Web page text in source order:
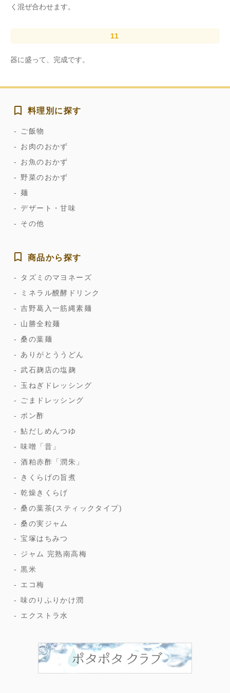
く混ぜ合わせます。
器に盛って、完成です。
料理別に探す
ご飯物
お肉のおかず
お魚のおかず
野菜のおかず
麺
デザート・甘味
その他
商品から探す
タズミのマヨネーズ
ミネラル醗酵ドリンク
吉野葛入一筋縄素麺
山勝全粒麺
桑の葉麺
ありがとううどん
武石麹店の塩麹
玉ねぎドレッシング
ごまドレッシング
ポン酢
鮎だしめんつゆ
味噌「昔」
酒粕赤酢「潤朱」
きくらげの旨煮
乾燥きくらげ
桑の葉茶(スティックタイプ)
桑の実ジャム
宝塚はちみつ
ジャム 完熟南高梅
黒米
エコ梅
味のりふりかけ潤
エクストラ水